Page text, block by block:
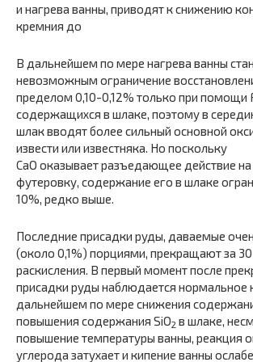
и нагрева ванны, приводят к снижению
кремния до
В дальнейшем по мере нагрева ванны
невозможным ограничение
пределом 0,10-0,12% только при помощи
содержащихся в шлаке, поэтому в
шлак вводят более сильный основной
извести или известняка. Но поскольку
CaO оказывает разъедающее действие
футеровку, содержание его в шлаке
10%, редко выше.
Последние присадки руды, даваемые
(около 0,1%) порциями, прекращают за
раскисления. В первый момент после
присадки руды наблюдается нормальное
дальнейшем по мере снижения
повышения содержания SiO2 в шлаке,
повышение температуры ванны, реакция
углерода затухает и кипение ванны